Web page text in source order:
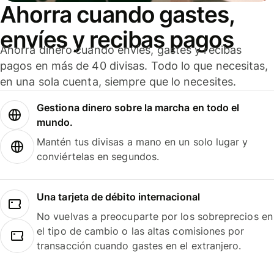
Ahorra cuando gastes,
envíes y recibas pagos
Ahorra dinero cuando envíes, gastes y recibas
pagos en más de 40 divisas. Todo lo que necesitas,
en una sola cuenta, siempre que lo necesites.
Gestiona dinero sobre la marcha en todo el
mundo.
Mantén tus divisas a mano en un solo lugar y
conviértelas en segundos.
Una tarjeta de débito internacional
No vuelvas a preocuparte por los sobreprecios en
el tipo de cambio o las altas comisiones por
transacción cuando gastes en el extranjero.